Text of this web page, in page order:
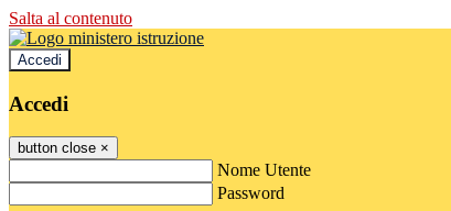
Salta al contenuto
Accedi
Accedi
button close ×
Nome Utente
Password